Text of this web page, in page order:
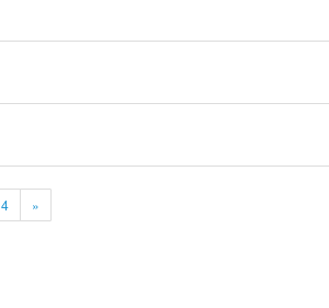
4 »